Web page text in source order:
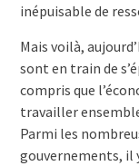
inépuisable de
Mais voilà,
sont en train de
compris que
travailler
Parmi les
gouvernements, il